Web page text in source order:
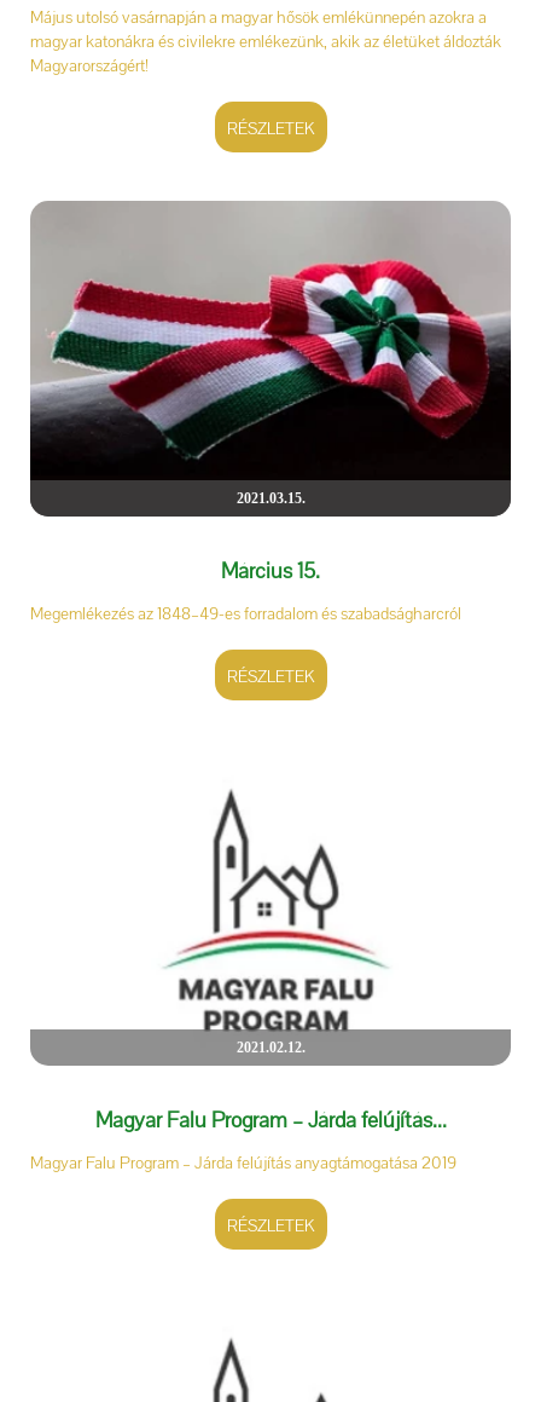
Május utolsó vasárnapján a magyar hősök emlékünnepén azokra a
magyar katonákra és civilekre emlékezünk, akik az életüket áldozták
Magyarországért!
RÉSZLETEK
2021.03.15.
Március 15.
Megemlékezés az 1848–49-es forradalom és szabadságharcról
RÉSZLETEK
2021.02.12.
Magyar Falu Program – Járda felújítás...
Magyar Falu Program – Járda felújítás anyagtámogatása 2019
RÉSZLETEK